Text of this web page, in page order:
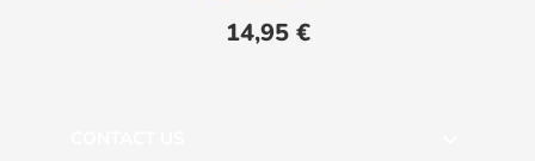
Prezzo
14,95 €